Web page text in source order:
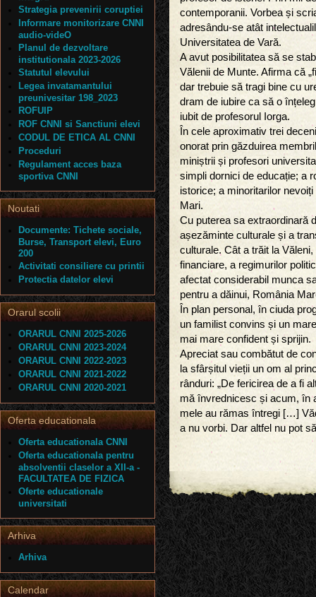
contemporanii. Vorbea și
adresându-se atât
Universitatea de Vară.
A avut posibilitatea să se
Vălenii de Munte. Afirma că
dar trebuie să tragi bine cu
dram de iubire ca să o
iubit de profesorul Iorga.
În cele aproximativ trei
onorat prin găzduirea
miniștrii și profesori
simpli dornici de educație; a
istorice; a minoritarilor
Mari.
Cu puterea sa extraordinară
așezăminte culturale și a
culturale. Cât a trăit la
financiare, a regimurilor
afectat considerabil munca
pentru a dăinui, România
În plan personal, în ciuda
un familist convins și un
mai mare confident și sprijin.
Apreciat sau combătut de
la sfârșitul vieții un om al
rânduri: „De fericirea de a fi
mă învrednicesc și acum, în
mele au rămas întregi […]
a nu vorbi. Dar altfel nu pot
Strategia prevenirii coruptiei
Informare monitorizare CNNI
audio-videO
Planul de dezvoltare
institutionala 2023-2026
Statutul elevului
Legea invatamantului
preunivesitar 198_2023
ROFUIP
ROF CNNI si Sanctiuni elevi
CODUL DE ETICA AL CNNI
Proceduri
Regulament acces baza
sportiva CNNI
Noutati
Documente: Tichete sociale,
Burse, Transport elevi, Euro
200
Activitati consiliere cu printii
Protectia datelor elevi
Orarul scolii
ORARUL CNNI 2025-2026
ORARUL CNNI 2023-2024
ORARUL CNNI 2022-2023
ORARUL CNNI 2021-2022
ORARUL CNNI 2020-2021
Oferta educationala
Oferta educationala CNNI
Oferta educationala pentru
absolventii claselor a XII-a -
FACULTATEA DE FIZICA
Oferte educationale
universitati
Arhiva
Arhiva
Calendar